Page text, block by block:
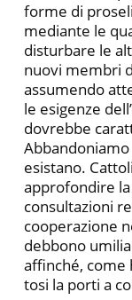
forme di
mediante le
disturbare le
nuovi membri
assumendo
le esigenze
dovrebbe
esistano.
approfondire
consultazioni
cooperazione
debbono
affinché, come
tosi la porti a